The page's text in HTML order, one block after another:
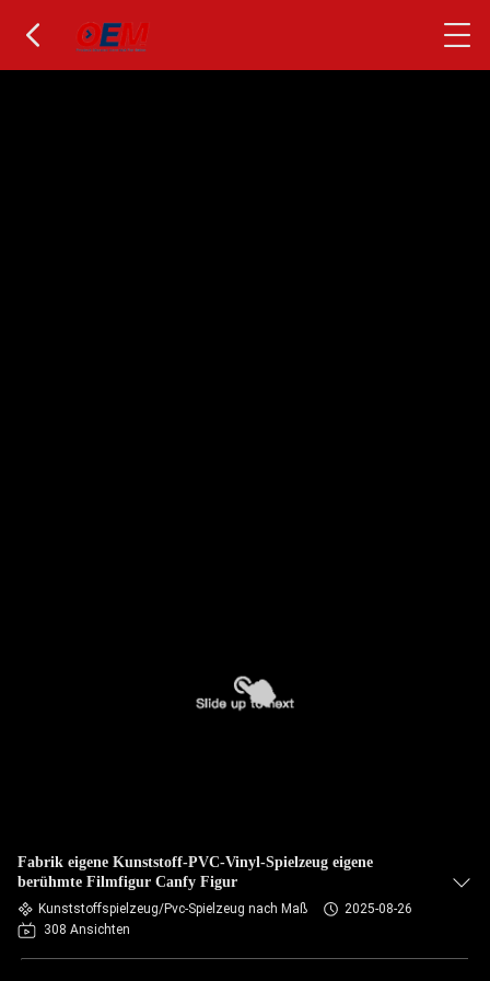
Fabrik eigene Kunststoff-PVC-Vinyl-Spielzeug eigene
berühmte Filmfigur Canfy Figur
Kunststoffspielzeug/Pvc-Spielzeug nach Maß
2025-08-26
308 Ansichten